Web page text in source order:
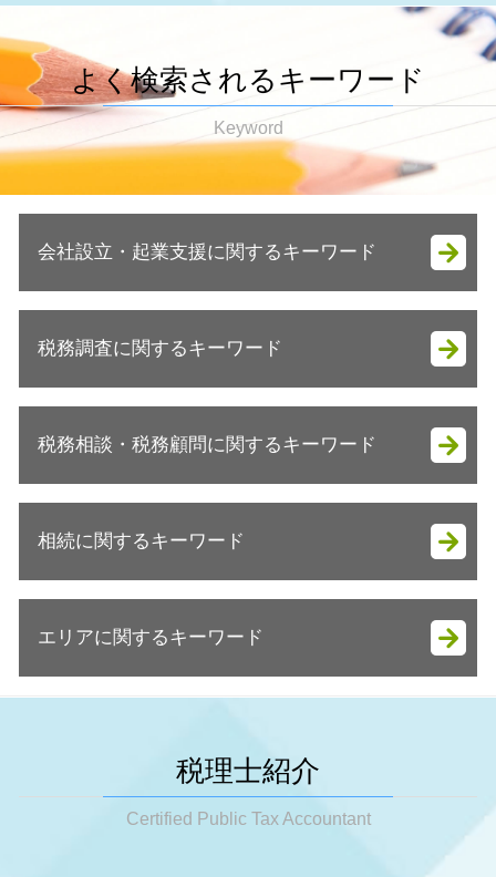
よく検索されるキーワード
Keyword
会社設立・起業支援に関するキーワード
起業支援 資金
起業支援 必要性
法人成り タイミング
法人成り 資産引継ぎ
決算月 決め方
会社設立 税理士
会社設立 定款
会社設立 必要書類
法人成り 融資
法人成り 手続き
起業 初期費用
税務調査に関するキーワード
税務調査 時期 何月
税務調査 来たことない
税務調査 立会料
税務調査 拒否
税務調査 期間
税務調査 金額
税務調査 いきなり訪問
税務調査とは
税務調査
税務相談・税務顧問に関するキーワード
節税対策
事業承継 税金対策
税務顧問 金額
法人税 申告期限
節税対策 法人
確定申告 個人事業主 青色申告
税務顧問 税理士
相続に関するキーワード
遺産分割対策
相続税 いくらからかかるの
相続税 お尋ね
相続税 マンション 評価額
相続税 放棄
エリアに関するキーワード
大阪市 会社設立
神戸市 相続税 申告
大阪市 相続 対策
税理士紹介
Certified Public Tax Accountant